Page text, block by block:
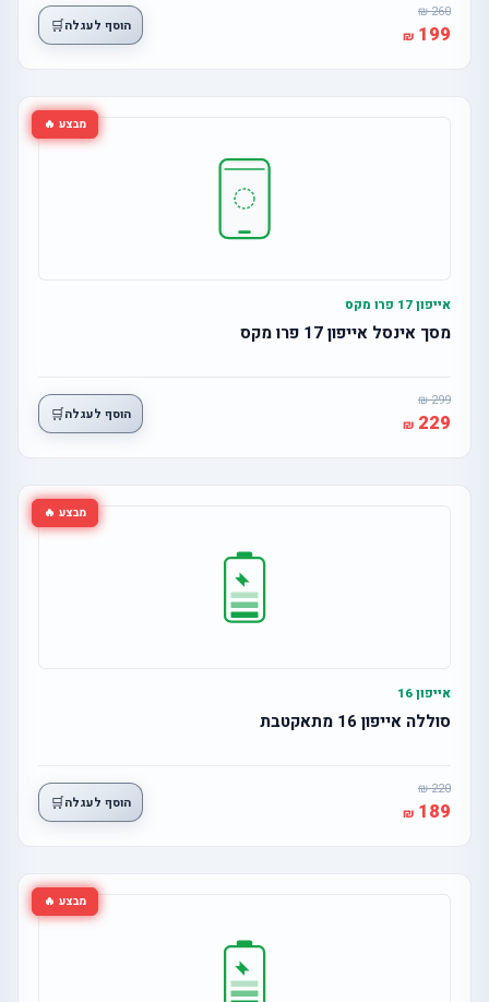
260
199 הוסף לעגלה🛒
מבצע 🔥
אייפון 17 פרו מקס
מסך אינסל אייפון 17 פרו מקס
299
229 הוסף לעגלה🛒
מבצע 🔥
אייפון 16
סוללה אייפון 16 מתאקטבת
220
189 הוסף לעגלה🛒
מבצע 🔥